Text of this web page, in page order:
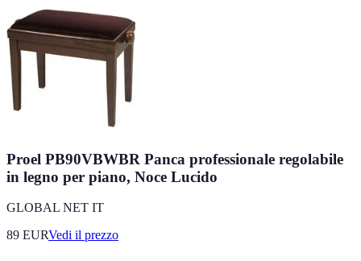
Proel PB90VBWBR Panca professionale regolabile
in legno per piano, Noce Lucido
GLOBAL NET IT
89 EURVedi il prezzo